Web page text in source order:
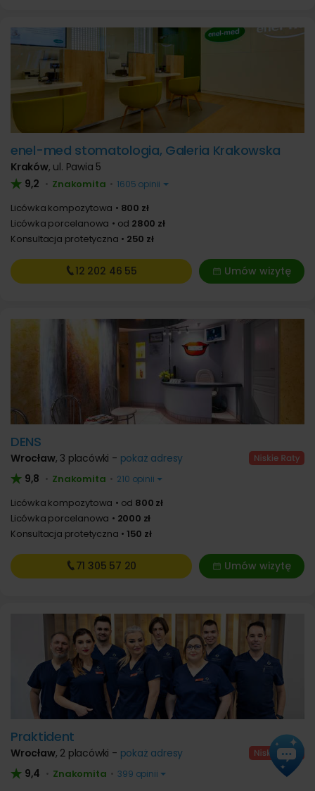
enel-med stomatologia, Galeria Krakowska
Kraków, ul. Pawia 5
9,2 • Znakomita • 1605 opinii
Licówka kompozytowa
800 zł
Licówka porcelanowa
od 2800 zł
Konsultacja protetyczna
250 zł
Umów wizytę
12 202 46 55
DENS
Wrocław,3 placówki - pokaż adresy
9,8 • Znakomita • 210 opinii
Licówka kompozytowa od 800 zł
Licówka porcelanowa
2000 zł
Konsultacja protetyczna
150 zł
Umów wizytę
71 305 57 20
Praktident
Wrocław, 2 placówki - pokaż adresy
9,4 • Znakomita • 399 opinii